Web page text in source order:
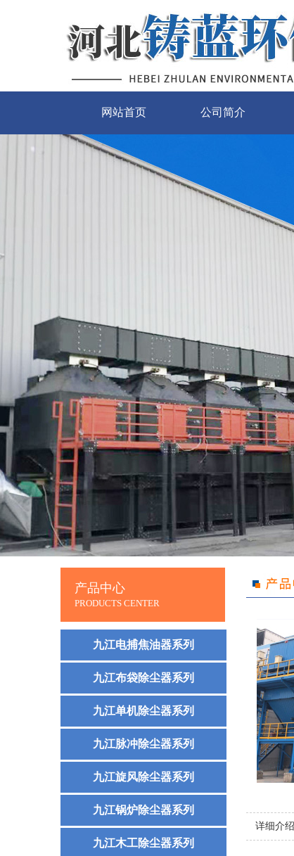
网站首页 公司简介
产品中心
PRODUCTS CENTER
九江电捕焦油器系列
九江布袋除尘器系列
九江单机除尘器系列
九江脉冲除尘器系列
九江旋风除尘器系列
九江锅炉除尘器系列
九江木工除尘器系列
详细介绍